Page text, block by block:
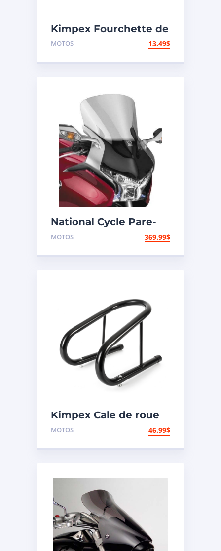
Kimpex Fourchette de
support de
MOTOS 13.49$
National Cycle Pare-
brise aéroacoustique
MOTOS 369.99$
Kimpex Cale de roue
hors-route de
MOTOS 46.99$